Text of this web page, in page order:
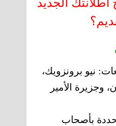
نيو برونزويك،
وجزيرة الأمير
بأصحاب